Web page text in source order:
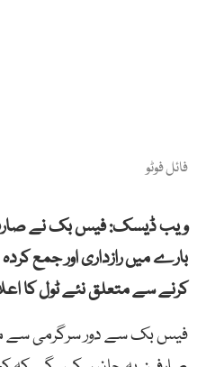
فائل فوٹو
ویب ڈیسک: فیس بک نے
بارے میں رازداری اور جمع
کرنے سے متعلق نئے ٹول کا
فیس بک سے دور سرگرمی سے